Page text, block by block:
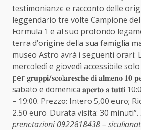
testimonianze e racconto delle
leggendario tre volte Campione
Formula 1 e al suo profondo
terra d’origine della sua famiglia
museo Astro avrà i seguenti orari:
mercoledì e giovedì accessibile
per 𝐠𝐫𝐮𝐩𝐩𝐢/𝐬𝐜𝐨𝐥𝐚𝐫𝐞𝐬𝐜𝐡𝐞 𝐝𝐢 𝐚𝐥𝐦𝐞𝐧𝐨 𝟏𝟎
sabato e domenica 𝐚𝐩𝐞𝐫𝐭𝐨 𝐚 𝐭𝐮𝐭𝐭𝐢
– 19:00. Prezzo: Intero 5,00 euro;
2,50 euro. Durata visita: 30 minuti”.
prenotazioni 0922818438 –